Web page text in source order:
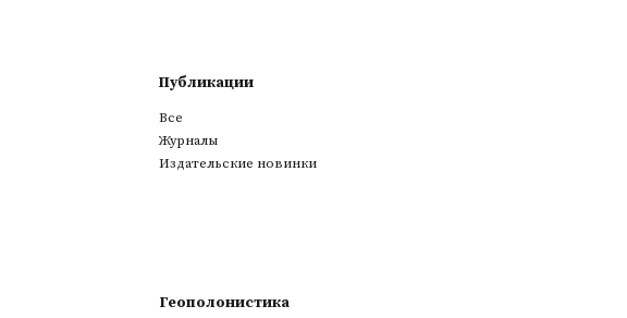
Публикации
Все
Журналы
Издательские новинки
Геополонистика